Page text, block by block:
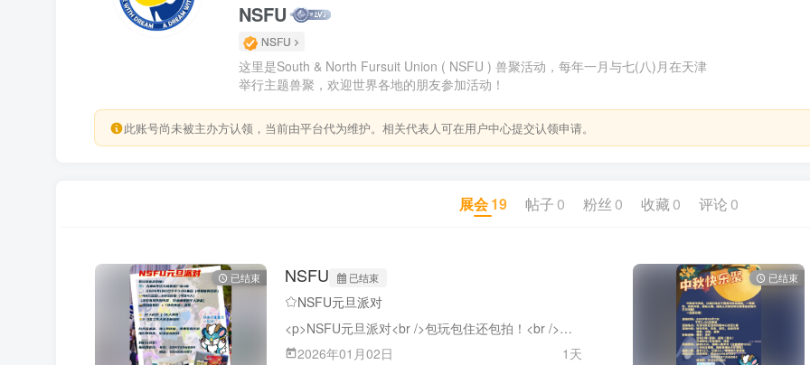
NSFU
NSFU
这里是South & North Fursuit Union ( NSFU ) 兽聚活动，每年一月与七(八)月在天津
举行主题兽聚，欢迎世界各地的朋友参加活动！
此账号尚未被主办方认领，当前由平台代为维护。相关代表人可在用户中心提交认领申请。
展会19 帖子 0 粉丝 0 收藏 0 评论 0
已结束 NSFU 已结束
NSFU元旦派对
<p>NSFU元旦派对<br />包玩包住还包拍！<br />天津和平区万科世贸广场A栋<br />2026年1月2日下午3：00集合（可能略有提前）<br />4日元参加—6日元住宿（可住4人）（床位有限先到先得，住宿请带好个人物品）<br />含自由摄影 +「扑克勇者」桌游<br />12人成团16人满员<br />2-3位工作人员全程组织<br />白天玩桌游，晚上共住宿，免费零食饮料<br />摄影师跟拍，记录欢乐时刻<br />我们元旦见！<br />报名请咨询：卡尔：2247356884，麟冰：1104681597</p> <!-- wp:paragraph --> <p></p> <!-- /wp:paragraph -->
2026年01月02日
1天
已结束